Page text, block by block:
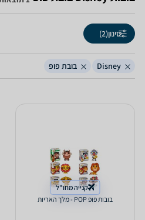
סינון(2)
Disney בובת פופ
קנייה מחו"ל
בובות פופ POP - מלך האריות